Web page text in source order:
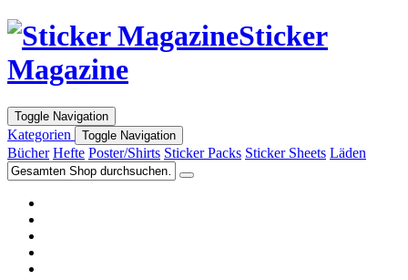
Sticker
Magazine
Toggle Navigation
Kategorien Toggle Navigation
Bücher Hefte Poster/Shirts Sticker Packs Sticker Sheets Läden